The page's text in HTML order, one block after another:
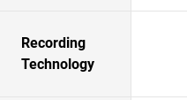
Recording
Technology